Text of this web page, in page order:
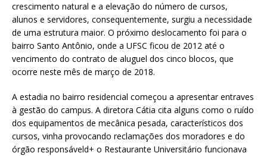
crescimento natural e a elevação do número de cursos,
alunos e servidores, consequentemente, surgiu a necessidade
de uma estrutura maior. O próximo deslocamento foi para o
bairro Santo Antônio, onde a UFSC ficou de 2012 até o
vencimento do contrato de aluguel dos cinco blocos, que
ocorre neste mês de março de 2018.
A estadia no bairro residencial começou a apresentar entraves
à gestão do campus. A diretora Cátia cita alguns como o ruído
dos equipamentos de mecânica pesada, característicos dos
cursos, vinha provocando reclamações dos moradores e do
órgão responsáveld+ o Restaurante Universitário funcionava